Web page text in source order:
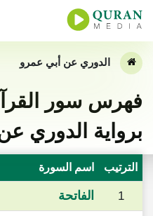
الدوري عن أبي عمرو
فهرس سور
برواية الدوري
الترتيب اسم السورة
1 الفاتحة